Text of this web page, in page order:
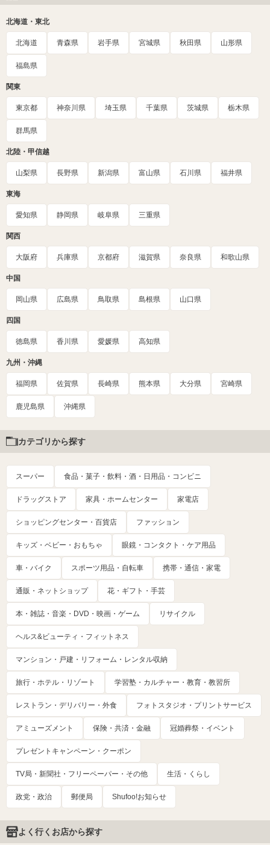
北海道・東北
北海道 青森県 岩手県 宮城県 秋田県 山形県
福島県
関東
東京都 神奈川県 埼玉県 千葉県 茨城県 栃木県
群馬県
北陸・甲信越
山梨県 長野県 新潟県 富山県 石川県 福井県
東海
愛知県 静岡県 岐阜県 三重県
関西
大阪府 兵庫県 京都府 滋賀県 奈良県 和歌山県
中国
岡山県 広島県 鳥取県 島根県 山口県
四国
徳島県 香川県 愛媛県 高知県
九州・沖縄
福岡県 佐賀県 長崎県 熊本県 大分県 宮崎県
鹿児島県 沖縄県
カテゴリから探す
スーパー 食品・菓子・飲料・酒・日用品・コンビニ
ドラッグストア 家具・ホームセンター 家電店
ショッピングセンター・百貨店 ファッション
キッズ・ベビー・おもちゃ 眼鏡・コンタクト・ケア用品
車・バイク スポーツ用品・自転車 携帯・通信・家電
通販・ネットショップ 花・ギフト・手芸
本・雑誌・音楽・DVD・映画・ゲーム リサイクル
ヘルス&ビューティ・フィットネス
マンション・戸建・リフォーム・レンタル収納
旅行・ホテル・リゾート 学習塾・カルチャー・教育・教習所
レストラン・デリバリー・外食 フォトスタジオ・プリントサービス
アミューズメント 保険・共済・金融 冠婚葬祭・イベント
プレゼントキャンペーン・クーポン
TV局・新聞社・フリーペーパー・その他 生活・くらし
政党・政治 郵便局 Shufoo!お知らせ
よく行くお店から探す